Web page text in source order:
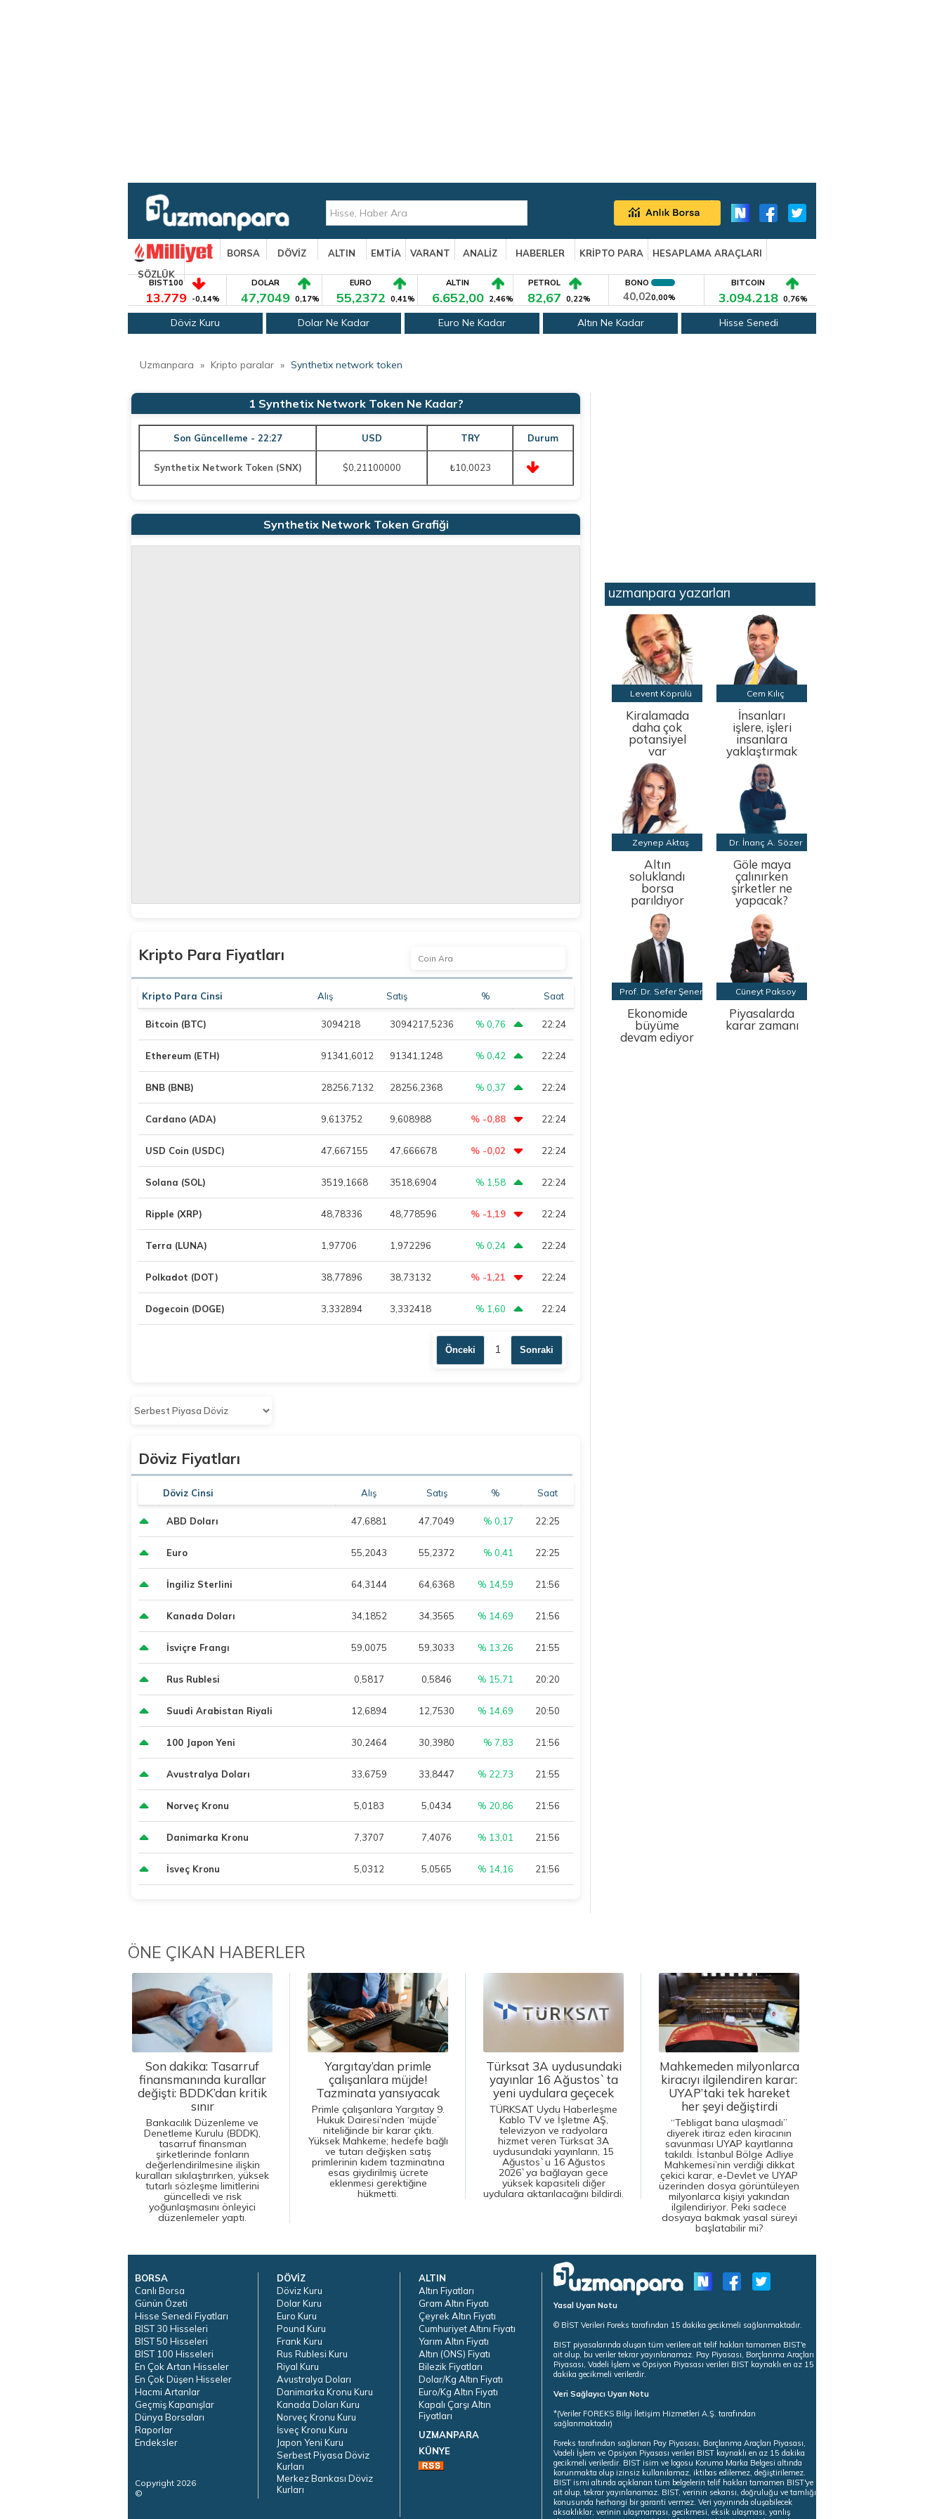
BORSA DÖVİZ ALTIN EMTİA VARANT ANALİZ HABERLER KRİPTO PARA
HESAPLAMA ARAÇLARI
SÖZLÜK
BIST100
13.779 -0,14%
DOLAR
47,7049 0,17%
EURO
55,2372 0,41%
ALTIN
6.652,00 2,46%
PETROL
82,67 0,22%
BONO
40,020,00%
BITCOIN
3.094.218 0,76%
Döviz Kuru Dolar Ne Kadar Euro Ne Kadar Altın Ne Kadar Hisse Senedi
Uzmanpara » Kripto paralar » Synthetix network token
1 Synthetix Network Token Ne Kadar?
Son Güncelleme - 22:27 USD TRY Durum
Synthetix Network Token (SNX) $0,21100000 ₺10,0023
Synthetix Network Token Grafiği
Kripto Para Fiyatları
Kripto Para Cinsi Alış Satış % Saat
Bitcoin (BTC) 3094218 3094217,5236 % 0,76 22:24
Ethereum (ETH) 91341,6012 91341,1248 % 0,42 22:24
BNB (BNB) 28256,7132 28256,2368 % 0,37 22:24
Cardano (ADA) 9,613752 9,608988 % -0,88 22:24
USD Coin (USDC) 47,667155 47,666678 % -0,02 22:24
Solana (SOL) 3519,1668 3518,6904 % 1,58 22:24
Ripple (XRP) 48,78336 48,778596 % -1,19 22:24
Terra (LUNA) 1,97706 1,972296 % 0,24 22:24
Polkadot (DOT) 38,77896 38,73132 % -1,21 22:24
Dogecoin (DOGE) 3,332894 3,332418 % 1,60 22:24
Önceki 1 Sonraki
Döviz Fiyatları
Döviz Cinsi Alış Satış % Saat
ABD Doları 47,6881 47,7049 % 0,17 22:25
Euro 55,2043 55,2372 % 0,41 22:25
İngiliz Sterlini 64,3144 64,6368 % 14,59 21:56
Kanada Doları 34,1852 34,3565 % 14,69 21:56
İsviçre Frangı 59,0075 59,3033 % 13,26 21:55
Rus Rublesi 0,5817 0,5846 % 15,71 20:20
Suudi Arabistan Riyali 12,6894 12,7530 % 14,69 20:50
100 Japon Yeni 30,2464 30,3980 % 7,83 21:56
Avustralya Doları 33,6759 33,8447 % 22,73 21:55
Norveç Kronu 5,0183 5,0434 % 20,86 21:56
Danimarka Kronu 7,3707 7,4076 % 13,01 21:56
İsveç Kronu 5,0312 5,0565 % 14,16 21:56
uzmanpara yazarları
Levent Köprülü
Kiralamada
daha çok
potansiyel
var
Cem Kılıç
İnsanları
işlere, işleri
insanlara
yaklaştırmak
Zeynep Aktaş
Altın
soluklandı
borsa
parıldıyor
Dr. İnanç A. Sözer
Göle maya
çalınırken
şirketler ne
yapacak?
Prof. Dr. Sefer Şener
Ekonomide
büyüme
devam ediyor
Cüneyt Paksoy
Piyasalarda
karar zamanı
ÖNE ÇIKAN HABERLER
Son dakika: Tasarruf
finansmanında kurallar
değişti: BDDK’dan kritik
sınır
Bankacılık Düzenleme ve
Denetleme Kurulu (BDDK),
tasarruf finansman
şirketlerinde fonların
değerlendirilmesine ilişkin
kuralları sıkılaştırırken, yüksek
tutarlı sözleşme limitlerini
güncelledi ve risk
yoğunlaşmasını önleyici
düzenlemeler yaptı.
Yargıtay’dan primle
çalışanlara müjde!
Tazminata yansıyacak
Primle çalışanlara Yargıtay 9.
Hukuk Dairesi’nden ‘müjde’
niteliğinde bir karar çıktı.
Yüksek Mahkeme; hedefe bağlı
ve tutarı değişken satış
primlerinin kıdem tazminatına
esas giydirilmiş ücrete
eklenmesi gerektiğine
hükmetti.
Türksat 3A uydusundaki
yayınlar 16 Ağustos`ta
yeni uydulara geçecek
TÜRKSAT Uydu Haberleşme
Kablo TV ve İşletme AŞ,
televizyon ve radyolara
hizmet veren Türksat 3A
uydusundaki yayınların, 15
Ağustos`u 16 Ağustos
2026`ya bağlayan gece
yüksek kapasiteli diğer
uydulara aktarılacağını bildirdi.
Mahkemeden milyonlarca
kiracıyı ilgilendiren karar:
UYAP’taki tek hareket
her şeyi değiştirdi
“Tebligat bana ulaşmadı”
diyerek itiraz eden kiracının
savunması UYAP kayıtlarına
takıldı. İstanbul Bölge Adliye
Mahkemesi’nin verdiği dikkat
çekici karar, e-Devlet ve UYAP
üzerinden dosya görüntüleyen
milyonlarca kişiyi yakından
ilgilendiriyor. Peki sadece
dosyaya bakmak yasal süreyi
başlatabilir mi?
BORSA
Canlı Borsa
Günün Özeti
Hisse Senedi Fiyatları
BIST 30 Hisseleri
BIST 50 Hisseleri
BIST 100 Hisseleri
En Çok Artan Hisseler
En Çok Düşen Hisseler
Hacmi Artanlar
Geçmiş Kapanışlar
Dünya Borsaları
Raporlar
Endeksler
Copyright 2026
©
DÖVİZ
Döviz Kuru
Dolar Kuru
Euro Kuru
Pound Kuru
Frank Kuru
Rus Rublesi Kuru
Riyal Kuru
Avustralya Doları
Danimarka Kronu Kuru
Kanada Doları Kuru
Norveç Kronu Kuru
İsveç Kronu Kuru
Japon Yeni Kuru
Serbest Piyasa Döviz
Kurları
Merkez Bankası Döviz
Kurları
ALTIN
Altın Fiyatları
Gram Altın Fiyatı
Çeyrek Altın Fiyatı
Cumhuriyet Altını Fiyatı
Yarım Altın Fiyatı
Altın (ONS) Fiyatı
Bilezik Fiyatları
Dolar/Kg Altın Fiyatı
Euro/Kg Altın Fiyatı
Kapalı Çarşı Altın
Fiyatları
UZMANPARA
KÜNYE
Yasal Uyarı Notu
© BİST Verileri Foreks tarafından 15 dakika gecikmeli sağlanmaktadır.
BIST piyasalarında oluşan tüm verilere ait telif hakları tamamen BIST'e
ait olup, bu veriler tekrar yayınlanamaz. Pay Piyasası, Borçlanma Araçları
Piyasası, Vadeli İşlem ve Opsiyon Piyasası verileri BIST kaynaklı en az 15
dakika gecikmeli verilerdir.
Veri Sağlayıcı Uyarı Notu
*(Veriler FOREKS Bilgi İletişim Hizmetleri A.Ş. tarafından
sağlanmaktadır)
Foreks tarafından sağlanan Pay Piyasası, Borçlanma Araçları Piyasası,
Vadeli İşlem ve Opsiyon Piyasası verileri BIST kaynaklı en az 15 dakika
gecikmeli verilerdir. BIST isim ve logosu Koruma Marka Belgesi altında
korunmakta olup izinsiz kullanılamaz, iktibas edilemez, değiştirilemez.
BIST ismi altında açıklanan tüm belgelerin telif hakları tamamen BIST'ye
ait olup, tekrar yayınlanamaz. BIST, verinin sekansı, doğruluğu ve tamlığı
konusunda herhangi bir garanti vermez. Veri yayınında oluşabilecek
aksaklıklar, verinin ulaşmaması, gecikmesi, eksik ulaşması, yanlış